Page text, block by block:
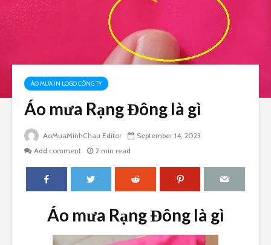
ÁO MƯA IN LOGO CÔNG TY
Áo mưa Rạng Đông là gì
AoMuaMinhChau Editor
September 14, 2023
Add comment
2 min read
Áo mưa Rạng Đông là gì